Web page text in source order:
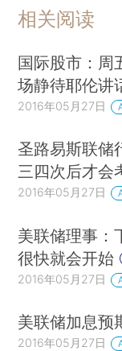
相关阅读
国际股市：周
场静待耶伦讲
2016年05月27日
圣路易斯联储
三四次后才会
2016年05月27日
美联储理事：
很快就会开始
2016年05月27日
美联储加息预
2016年05月27日